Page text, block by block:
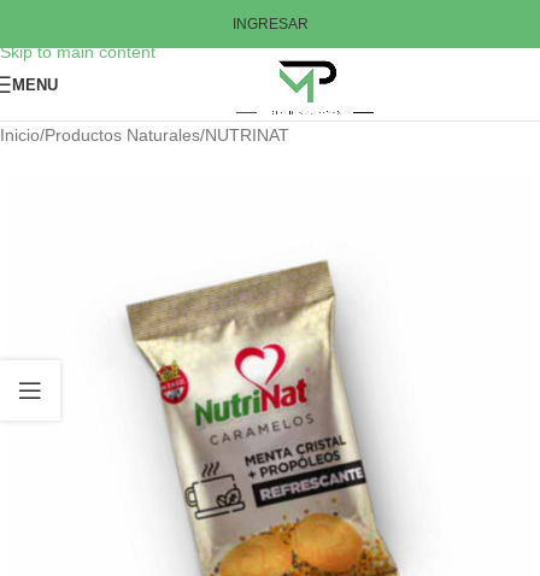
Skip to main content
INGRESAR
MENU
Inicio/Productos Naturales/NUTRINAT